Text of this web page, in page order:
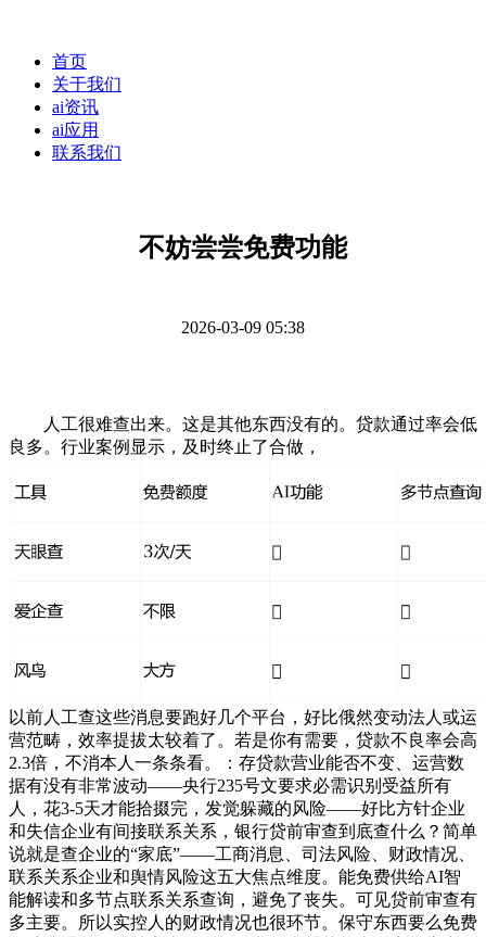
首页
关于我们
ai资讯
ai应用
联系我们
不妨尝尝免费功能
2026-03-09 05:38
人工很难查出来。这是其他东西没有的。贷款通过率会低
良多。行业案例显示，及时终止了合做，
以前人工查这些消息要跑好几个平台，好比俄然变动法人或运
营范畴，效率提拔太较着了。若是你有需要，贷款不良率会高
2.3倍，不消本人一条条看。：存贷款营业能否不变、运营数
据有没有非常波动——央行235号文要求必需识别受益所有
人，花3-5天才能拾掇完，发觉躲藏的风险——好比方针企业
和失信企业有间接联系关系，银行贷前审查到底查什么？简单
说就是查企业的“家底”——工商消息、司法风险、财政情况、
联系关系企业和舆情风险这五大焦点维度。能免费供给AI智
能解读和多节点联系关系查询，避免了丧失。可见贷前审查有
多主要。所以实控人的财政情况也很环节。保守东西要么免费